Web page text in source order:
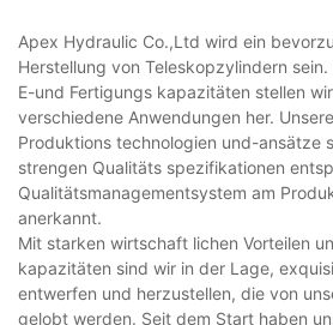
Apex Hydraulic Co.,Ltd wird ein
Herstellung von Teleskopzylindern
E-und Fertigungs kapazitäten stellen
verschiedene Anwendungen her.
Produktions technologien und-ansätze
strengen Qualitäts spezifikationen
Qualitätsmanagementsystem am
anerkannt.
Mit starken wirtschaft lichen Vorteilen
kapazitäten sind wir in der Lage,
entwerfen und herzustellen, die von
gelobt werden. Seit dem Start haben